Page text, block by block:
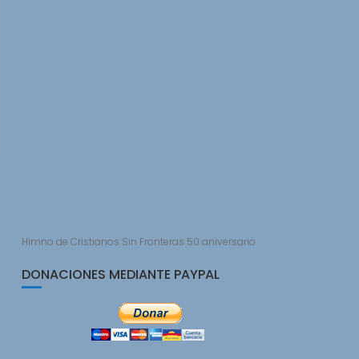
Himno de Cristianos Sin Fronteras 50 aniversario
DONACIONES MEDIANTE PAYPAL